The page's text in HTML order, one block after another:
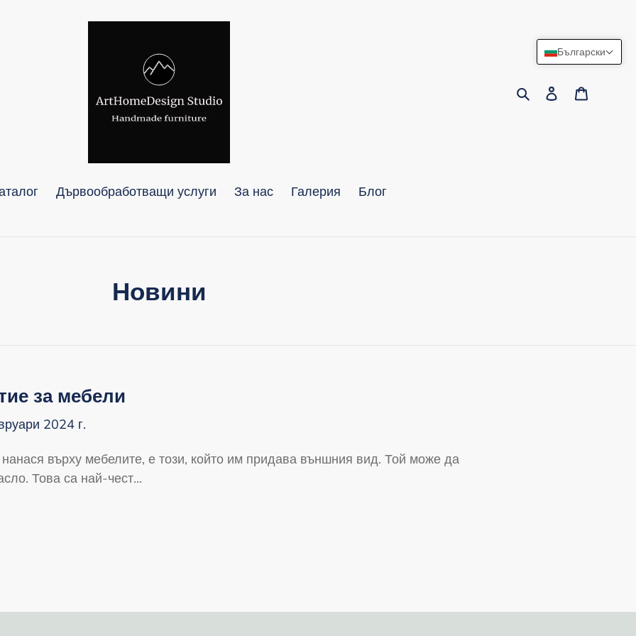
Търсене
Влизам
Дървообработващи услуги За нас Галерия Блог
Новини
за мебели
2024 г.
върху мебелите, е този, който им придава външния вид. Той може да
Това са най-чест...
Български